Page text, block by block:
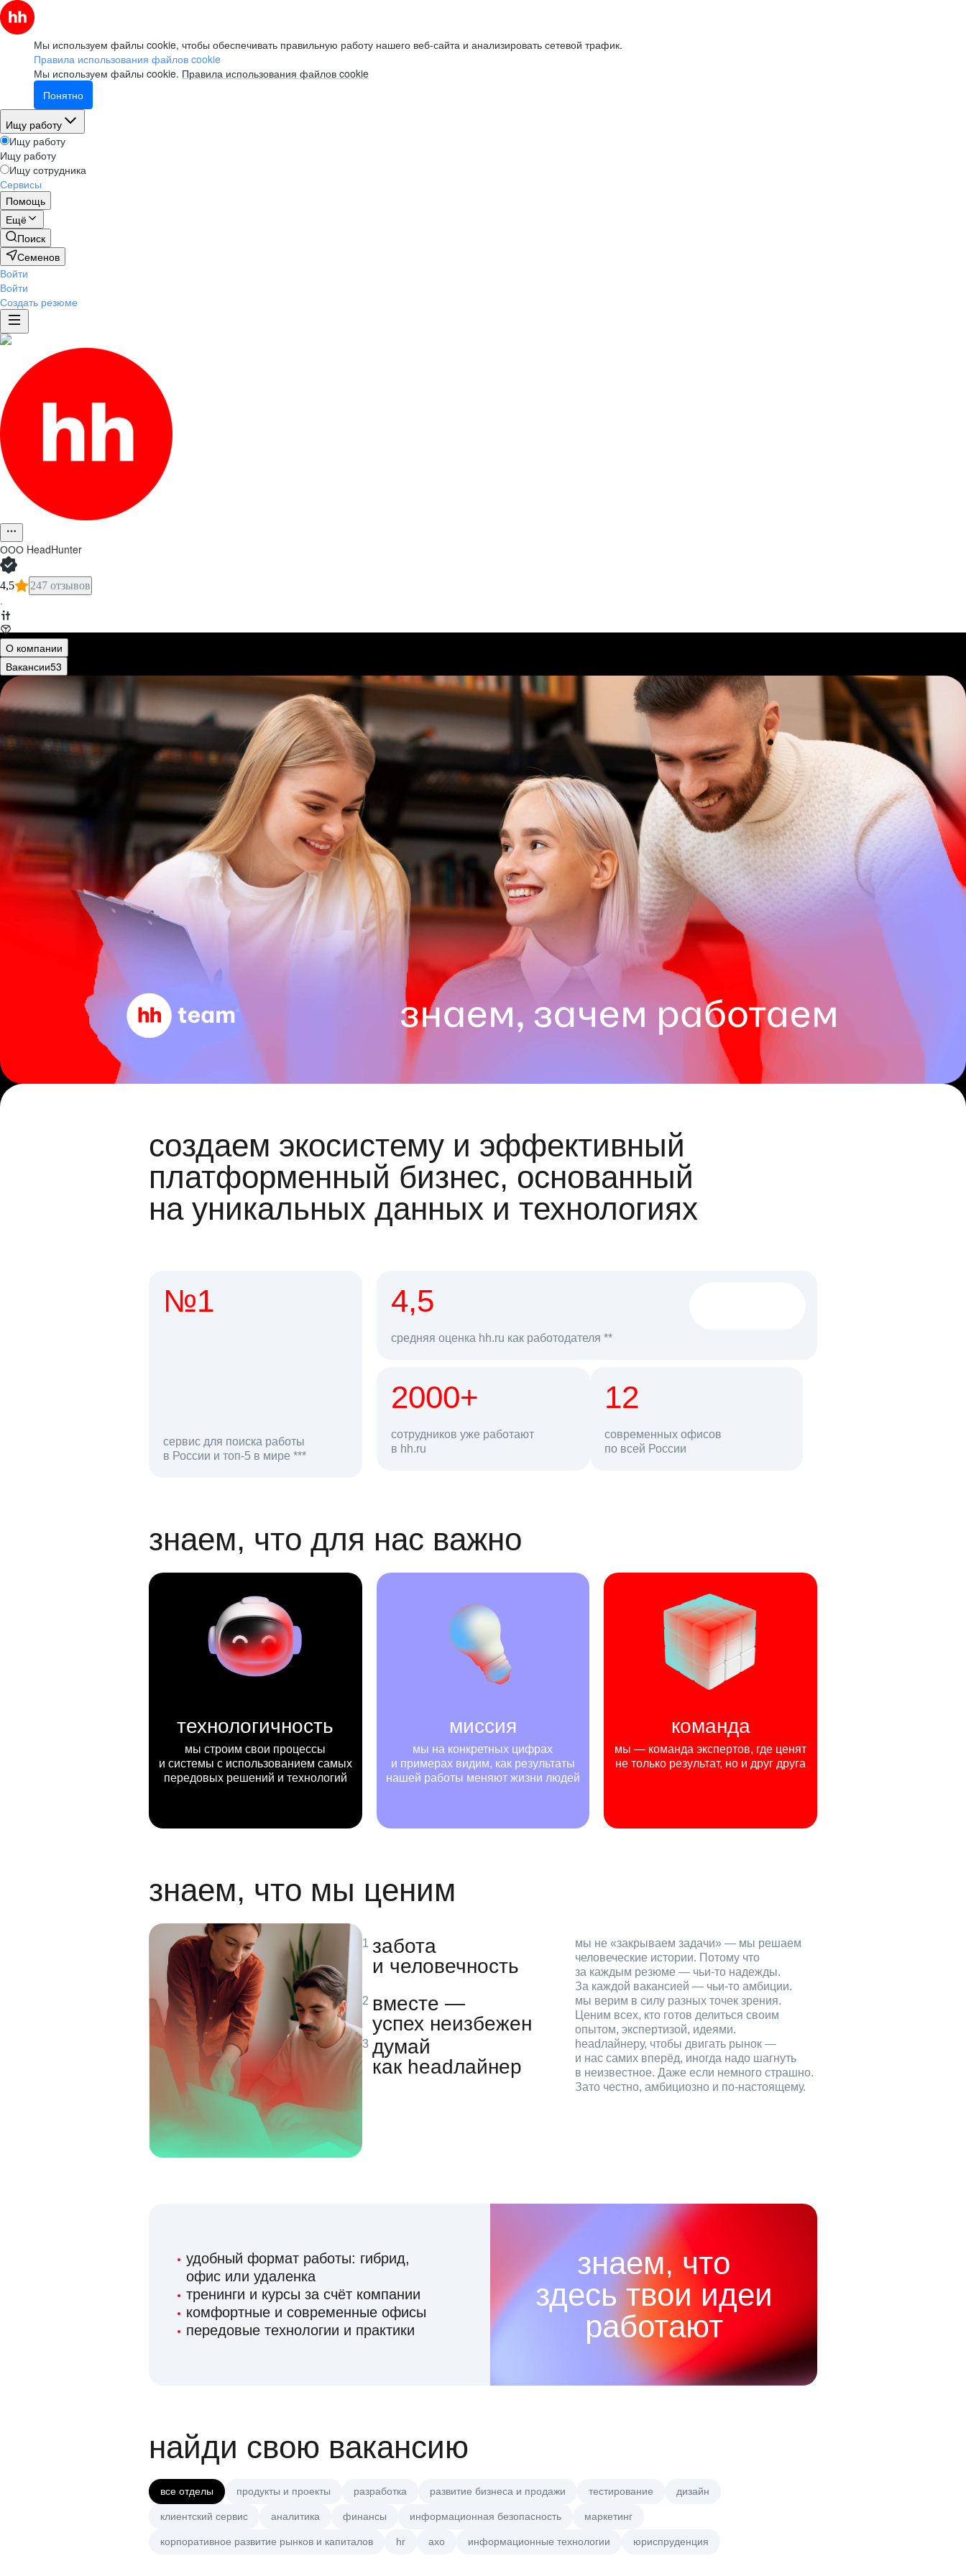
Мы используем файлы cookie, чтобы обеспечивать правильную работу нашего веб-сайта и анализировать сетевой трафик.
Правила использования файлов cookie
Мы используем файлы cookie. Правила использования файлов cookie
Понятно
Ищу работу
Ищу работу
Ищу работу
Ищу сотрудника
Сервисы
Помощь
Ещё
Поиск
Семенов
Войти
Войти
Создать резюме
ООО HeadHunter
4,5 247 отзывов
·
О компании
Вакансии53
создаем экосистему и эффективный
платформенный бизнес, основанный
на уникальных данных и технологиях
№1
сервис для поиска работы
в России и топ-5 в мире ***
откликов на вакансии
4,5
средняя оценка hh.ru как работодателя **
2000+
сотрудников уже работают
в hh.ru
68 млн 12
современных офисов
по всей Россиипользователей в день
знаем, что для нас важно
технологичность
мы строим свои процессы
и системы с использованием самых
передовых решений и технологий
миссия
мы на конкретных цифрах
и примерах видим, как результаты
нашей работы меняют жизни людей
команда
мы — команда экспертов, где ценят
не только результат, но и друг друга
знаем, что мы ценим
забота
и человечность
мы не «закрываем задачи» — мы решаем
человеческие истории. Потому что
за каждым резюме — чьи‑то надежды.
За каждой вакансией — чьи‑то амбиции.
вместе —
успех неизбежен
мы верим в силу разных точек зрения.
Ценим всех, кто готов делиться своим
опытом, экспертизой, идеями.
думай
как headлайнер
headлайнеру, чтобы двигать рынок —
и нас самих вперёд, иногда надо шагнуть
в неизвестное. Даже если немного страшно.
Зато честно, амбициозно и по‑настоящему.
удобный формат работы: гибрид,
офис или удаленка
тренинги и курсы за счёт компании
комфортные и современные офисы
передовые технологии и практики
знаем, что
здесь твои идеи
работают
найди свою вакансию
все отделы продукты и проекты разработка развитие бизнеса и продажи тестирование дизайн
клиентский сервис аналитика финансы информационная безопасность маркетинг
корпоративное развитие рынков и капиталов hr axo информационные технологии юриспруденция